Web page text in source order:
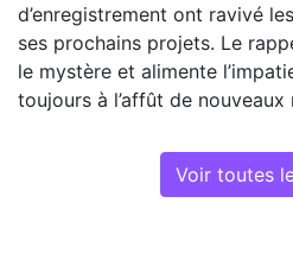
d’enregistrement ont ravivé
ses prochains projets. Le
le mystère et alimente
toujours à l’affût de nouveaux
Voir toutes